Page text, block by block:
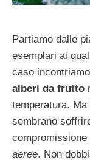
Partiamo dalle
esemplari ai
caso incontriamo
alberi da frutto
temperatura.
sembrano
compromissione
aeree. Non